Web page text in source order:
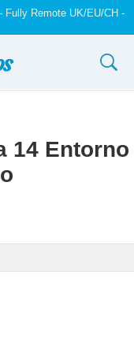
Fully Remote UK/EU/CH -
14